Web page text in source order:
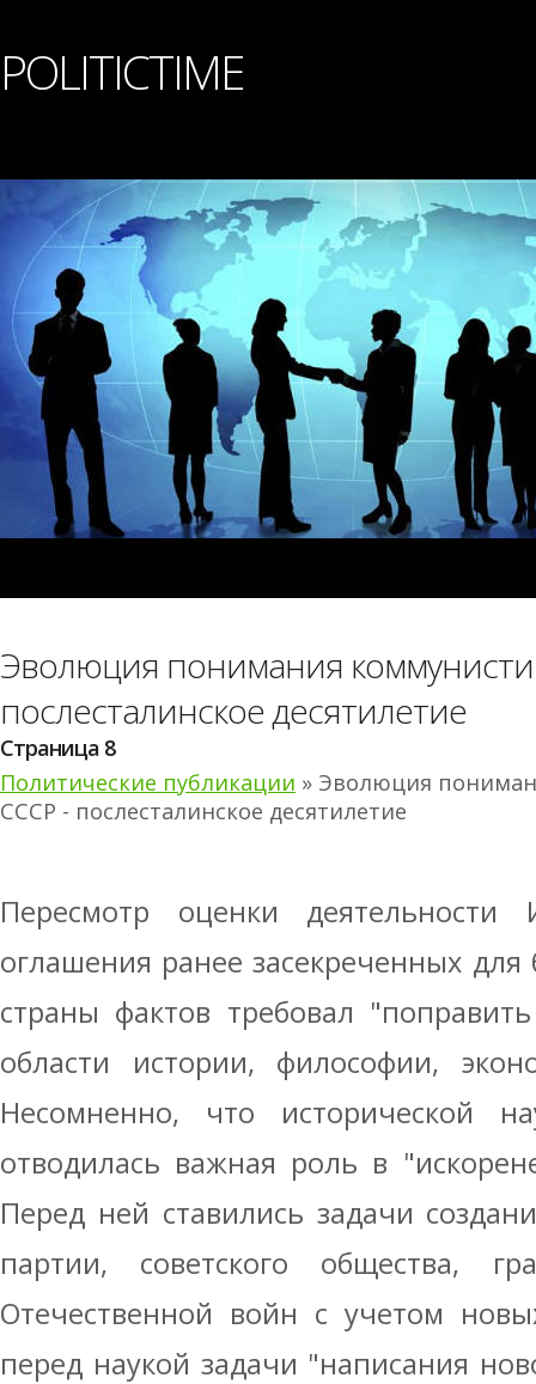
POLITICTIME
Эволюция понимания
послесталинское десятилетие
Страница 8
Политические публикации » Эволюция
СССР - послесталинское десятилетие
Пересмотр оценки
оглашения ранее засекреченных
страны фактов требовал
области истории, философии,
Несомненно, что исторической
отводилась важная роль в
Перед ней ставились задачи
партии, советского общества,
Отечественной войн с учетом
перед наукой задачи "написания